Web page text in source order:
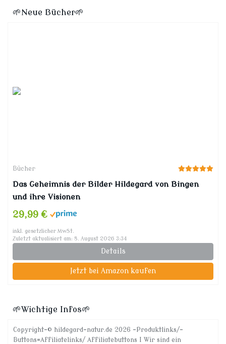
🌱Neue Bücher🌱
Bücher
Das Geheimnis der Bilder Hildegard von Bingen
und ihre Visionen
29,99 €
inkl. gesetzlicher MwSt.
Zuletzt aktualisiert am: 8. August 2026 3:34
Details
Jetzt bei Amazon kaufen
🌱Wichtige Infos🌱
Copyright-© hildegard-natur.de 2026 -Produktlinks/-
Buttons=Affiliatelinks/ Affiliatebuttons I Wir sind ein